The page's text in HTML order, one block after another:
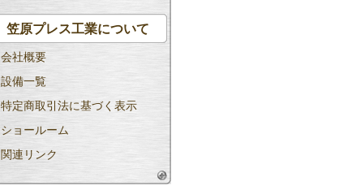
笠原プレス工業について
会社概要
設備一覧
特定商取引法に基づく表示
ショールーム
関連リンク